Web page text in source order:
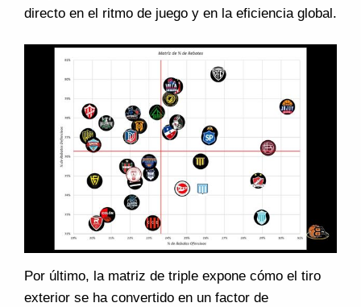
directo en el ritmo de juego y en la eficiencia global.
Por último, la matriz de triple expone cómo el tiro
exterior se ha convertido en un factor de